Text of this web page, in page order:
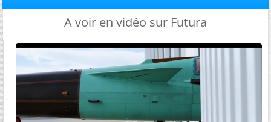
A voir en vidéo sur Futura